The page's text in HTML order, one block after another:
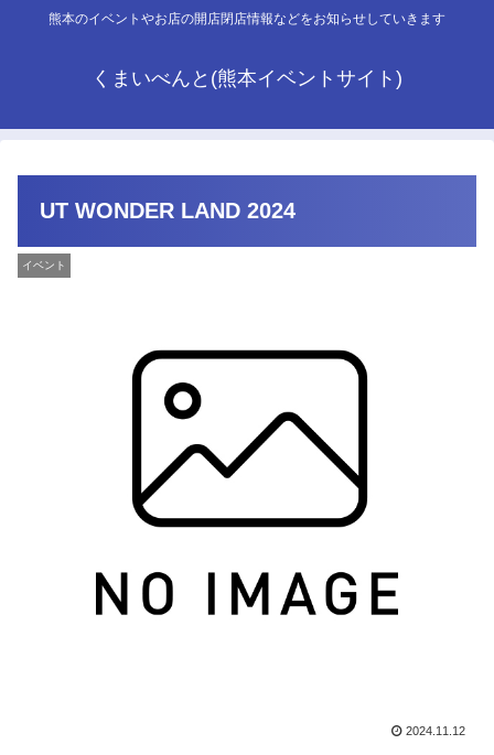
熊本のイベントやお店の開店閉店情報などをお知らせしていきます
くまいべんと(熊本イベントサイト)
UT WONDER LAND 2024
イベント
2024.11.12